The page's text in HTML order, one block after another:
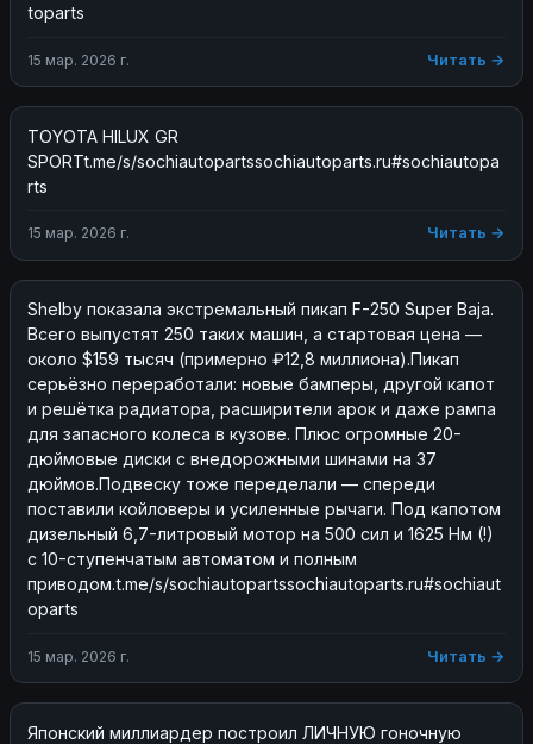
toparts
15 мар. 2026 г. Читать →
TOYOTA HILUX GR
SPORTt.me/s/sochiautopartssochiautoparts.ru#sochiautopa
rts
15 мар. 2026 г. Читать →
Shelby показала экстремальный пикап F-250 Super Baja.
Всего выпустят 250 таких машин, а стартовая цена —
около $159 тысяч (примерно ₽12,8 миллиона).Пикап
серьёзно переработали: новые бамперы, другой капот
и решётка радиатора, расширители арок и даже рампа
для запасного колеса в кузове. Плюс огромные 20-
дюймовые диски с внедорожными шинами на 37
дюймов.Подвеску тоже переделали — спереди
поставили койловеры и усиленные рычаги. Под капотом
дизельный 6,7-литровый мотор на 500 сил и 1625 Нм (!)
с 10-ступенчатым автоматом и полным
приводом.t.me/s/sochiautopartssochiautoparts.ru#sochiaut
oparts
15 мар. 2026 г. Читать →
Японский миллиардер построил ЛИЧНУЮ гоночную